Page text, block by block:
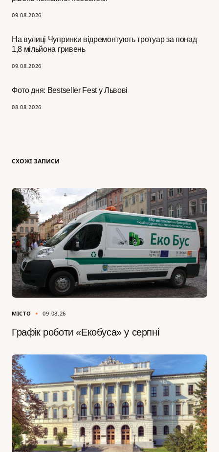
09.08.2026
На вулиці Чупринки відремонтують тротуар за понад
1,8 мільйона гривень
09.08.2026
Фото дня: Bestseller Fest у Львові
08.08.2026
СХОЖІ ЗАПИСИ
МІСТО 09.08.26
Графік роботи «Екобуса» у серпні